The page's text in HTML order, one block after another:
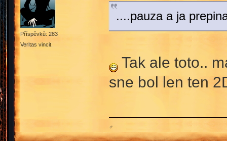
Příspěvků: 283
Veritas vincit.
....pauza a ja
Tak ale toto..
sne bol len ten
♂